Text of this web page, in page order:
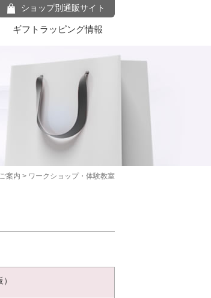
ショップ別通販サイト
ギフトラッピング情報
案内 > ワークショップ・体験教室